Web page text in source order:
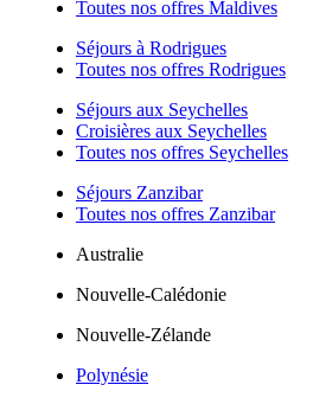
Toutes nos offres Maldives
Séjours à Rodrigues
Toutes nos offres Rodrigues
Séjours aux Seychelles
Croisières aux Seychelles
Toutes nos offres Seychelles
Séjours Zanzibar
Toutes nos offres Zanzibar
Australie
Nouvelle-Calédonie
Nouvelle-Zélande
Polynésie